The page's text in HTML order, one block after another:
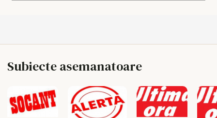
Subiecte asemanatoare